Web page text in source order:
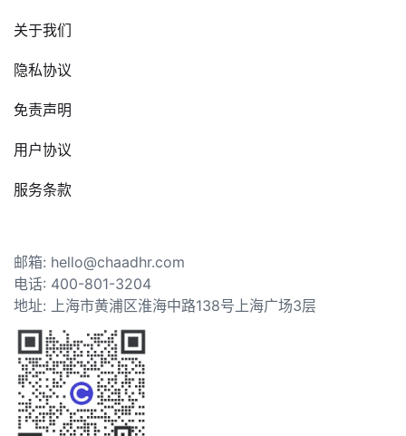
关于我们
隐私协议
免责声明
用户协议
服务条款
邮箱: hello@chaadhr.com
电话: 400-801-3204
地址: 上海市黄浦区淮海中路138号上海广场3层